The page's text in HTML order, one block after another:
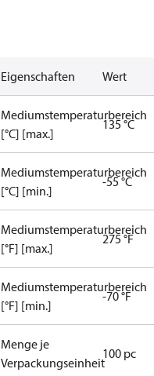
Eigenschaften Wert
Mediumstemperaturbereich
[°C] [max.]
135 °C
Mediumstemperaturbereich
[°C] [min.]
-55 °C
Mediumstemperaturbereich
[°F] [max.]
275 °F
Mediumstemperaturbereich
[°F] [min.]
-70 °F
Menge je
Verpackungseinheit
100 pc